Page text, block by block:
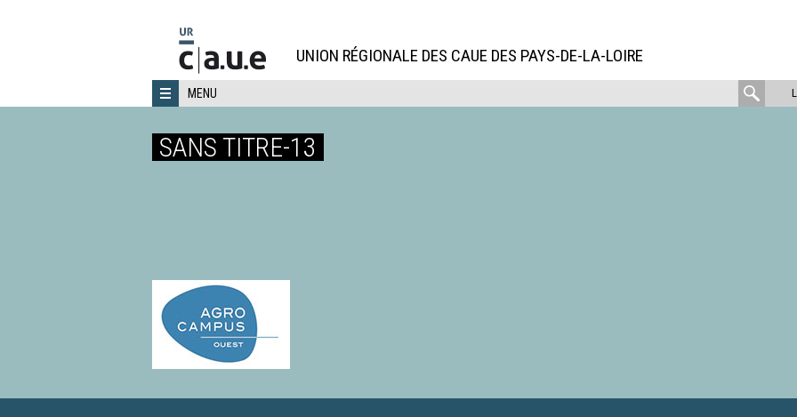
UNION RÉGIONALE DES CAUE DES PAYS-DE-LA-LOIRE
MENU
:
SANS TITRE-13